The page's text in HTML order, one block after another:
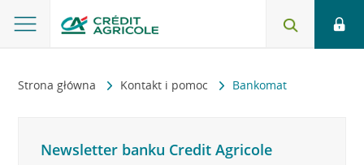
Strona główna Kontakt i pomoc Bankomat
Newsletter banku Credit Agricole